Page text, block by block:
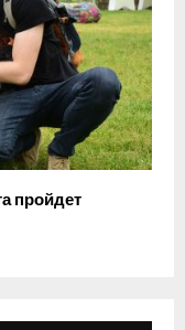
пройдет